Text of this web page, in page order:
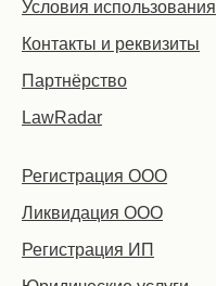
Условия использования
Контакты и реквизиты
Партнёрство
LawRadar
Регистрация ООО
Ликвидация ООО
Регистрация ИП